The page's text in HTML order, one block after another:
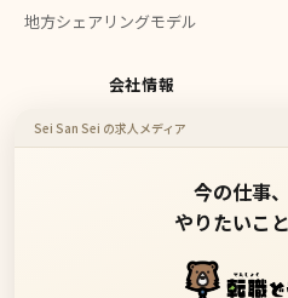
地方シェアリングモデル
会社情報
会社概要
地方企業のDXを、もっと
Sei San Sei の求人メディア
今の仕事
やりたいこ